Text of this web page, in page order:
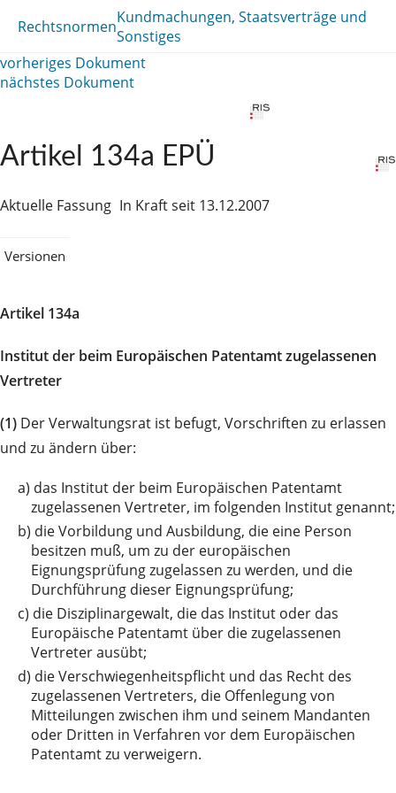
RechtsnormenKundmachungen, Staatsverträge und
Sonstiges
vorheriges Dokument
nächstes Dokument
Artikel 134a EPÜ
Aktuelle Fassung In Kraft seit 13.12.2007
Versionen
Artikel 134a
Institut der beim Europäischen Patentamt zugelassenen
Vertreter
(1) Der Verwaltungsrat ist befugt, Vorschriften zu erlassen
und zu ändern über:
a) das Institut der beim Europäischen Patentamt
zugelassenen Vertreter, im folgenden Institut genannt;
b) die Vorbildung und Ausbildung, die eine Person
besitzen muß, um zu der europäischen
Eignungsprüfung zugelassen zu werden, und die
Durchführung dieser Eignungsprüfung;
c) die Disziplinargewalt, die das Institut oder das
Europäische Patentamt über die zugelassenen
Vertreter ausübt;
d) die Verschwiegenheitspflicht und das Recht des
zugelassenen Vertreters, die Offenlegung von
Mitteilungen zwischen ihm und seinem Mandanten
oder Dritten in Verfahren vor dem Europäischen
Patentamt zu verweigern.